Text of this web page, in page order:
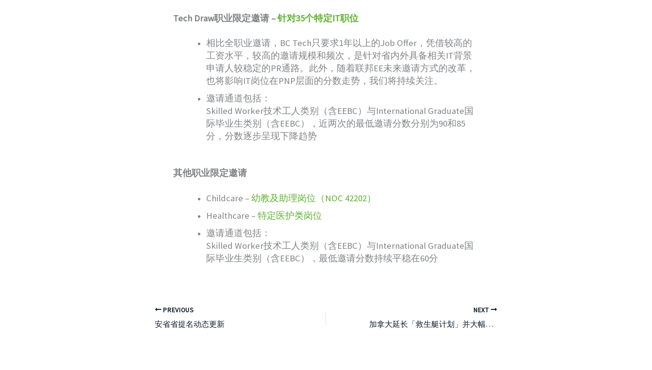
Tech Draw职业限定邀请 –针对35个特定IT职位
相比全职业邀请，BC Tech只要求1年以上的Job Offer，凭借较高的
工资水平，较高的邀请规模和频次，是针对省内外具备相关IT背景
申请人较稳定的PR通路。此外，随着联邦EE未来邀请方式的改革，
也将影响IT岗位在PNP层面的分数走势，我们将持续关注。
邀请通道包括：
Skilled Worker技术工人类别（含EEBC）与International Graduate国
际毕业生类别（含EEBC），近两次的最低邀请分数分别为90和85
分，分数逐步呈现下降趋势
其他职业限定邀请
Childcare – 幼教及助理岗位（NOC 42202）
Healthcare – 特定医护类岗位
邀请通道包括：
Skilled Worker技术工人类别（含EEBC）与International Graduate国
际毕业生类别（含EEBC），最低邀请分数持续平稳在60分
PREVIOUS
安省省提名动态更新
NEXT
加拿大延长「救生艇计划」并大幅降低申请门槛